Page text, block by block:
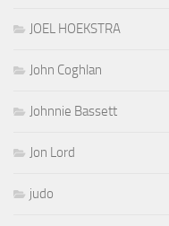
JOEL HOEKSTRA
John Coghlan
Johnnie Bassett
Jon Lord
judo